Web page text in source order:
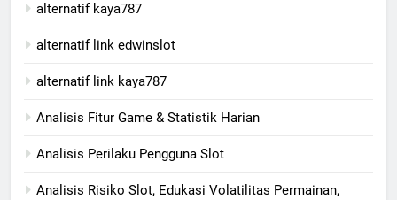
alternatif kaya787
alternatif link edwinslot
alternatif link kaya787
Analisis Fitur Game & Statistik Harian
Analisis Perilaku Pengguna Slot
Analisis Risiko Slot, Edukasi Volatilitas Permainan,